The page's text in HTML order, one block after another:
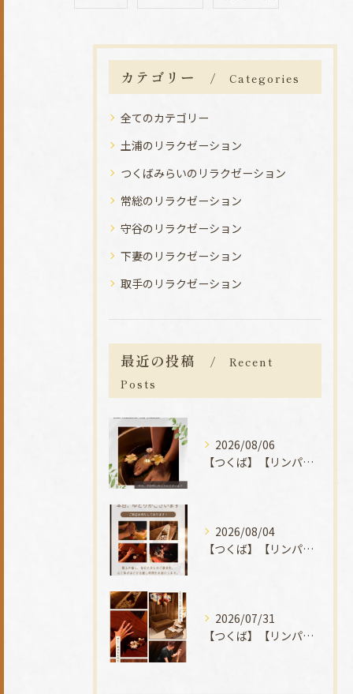
カテゴリー Categories
全てのカテゴリー
土浦のリラクゼーション
つくばみらいのリラクゼーション
常総のリラクゼーション
守谷のリラクゼーション
下妻のリラクゼーション
取手のリラクゼーション
最近の投稿
Recent
Posts
2026/08/06
【つくば】【リンパマッサージ】【タイ古式】【マッサージ】
2026/08/04
【つくば】【リンパマッサージ】【タイ古式】【マッサージ】
2026/07/31
【つくば】【リンパマッサージ】【タイ古式】【マッサージ】